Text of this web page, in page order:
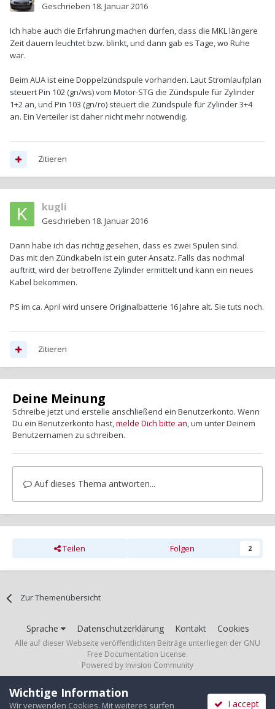
Geschrieben 18. Januar 2016
Ich habe auch die Erfahrung machen dürfen, dass die MKL längere
Zeit dauern leuchtet bzw. blinkt, und dann gab es Tage, wo Ruhe
war.
Beim AUA ist eine Doppelzündspule vorhanden. Laut Stromlaufplan
steuert Pin 102 (gn/ws) vom Motor-STG die Zündspule für Zylinder
1+2 an, und Pin 103 (gn/ro) steuert die Zündspule für Zylinder 3+4
an. Ein Verteiler ist daher nicht mehr notwendig.
Zitieren
kugli
Geschrieben 18. Januar 2016
Dann habe ich das richtig gesehen, dass es zwei Spulen sind.
Das mit den Zündkabeln ist ein guter Ansatz. Falls das nochmal
auftritt, wird der betroffene Zylinder ermittelt und kann ein neues
Kabel bekommen.
PS im ca. April wird unsere Originalbatterie 16 Jahre alt. Sie tuts noch.
Zitieren
Deine Meinung
Schreibe jetzt und erstelle anschließend ein Benutzerkonto. Wenn
Du ein Benutzerkonto hast,melde Dich bitte an, um unter Deinem
Benutzernamen zu schreiben.
Auf dieses Thema antworten...
Teilen Folgen 2
Zur Themenübersicht
Sprache Datenschutzerklärung Kontakt Cookies
Alle auf dieser Webseite veröffentlichten Beiträge unterliegen der GNU
Free Documentation License.
Powered by Invision Community
Wichtige Information
Wir verwenden Cookies. Mit weiteres surfen I accept